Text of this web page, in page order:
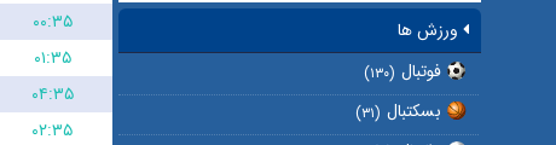
ورزش ها
فوتبال (۱۳۰)
بسکتبال (۳۱)
۰۰:۳۵
۰۱:۳۵
۰۴:۳۵
۰۲:۳۵